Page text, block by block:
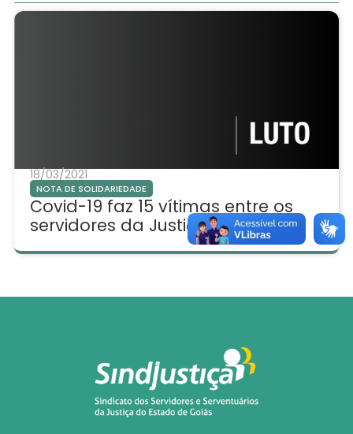
18/03/2021
NOTA DE SOLIDARIEDADE
Covid-19 faz 15 vítimas entre os
servidores da Justiça Estadual